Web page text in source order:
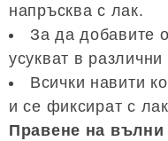
напръсква с лак.
За да добавите
усукват в различни
Всички навити
и се фиксират с
Правене на